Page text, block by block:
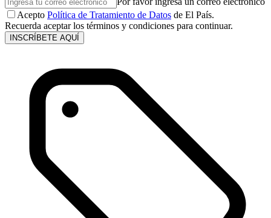
Acepto Política de Tratamiento de Datos de El País.
Recuerda aceptar los términos y condiciones para continuar.
INSCRÍBETE AQUÍ